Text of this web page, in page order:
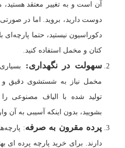
آن است و به تغییر معتقد
دوست دارید، بروید. اما در صورتی
دکوراسیون نیستید، حتما پارچه‌ای
کتان و مخمل استفاده کنید.
سهولت در نگهداری:
مخمل نیاز به شستشوی دقیق و
تولید شده با الیاف مصنوعی
بشویید، بدون اینکه آسیبی به آن
پرده مقرون به صرفه:
دارند. برای خرید پارچه پرده ای